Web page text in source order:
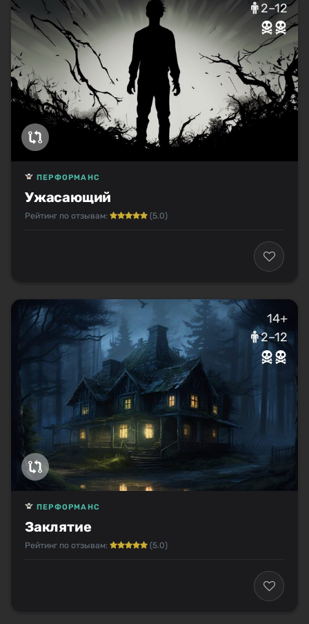
2–12
Ужасающий
ПЕРФОРМАНС
Рейтинг по отзывам: (5.0)
14+
2–12
Заклятие
ПЕРФОРМАНС
Рейтинг по отзывам: (5.0)